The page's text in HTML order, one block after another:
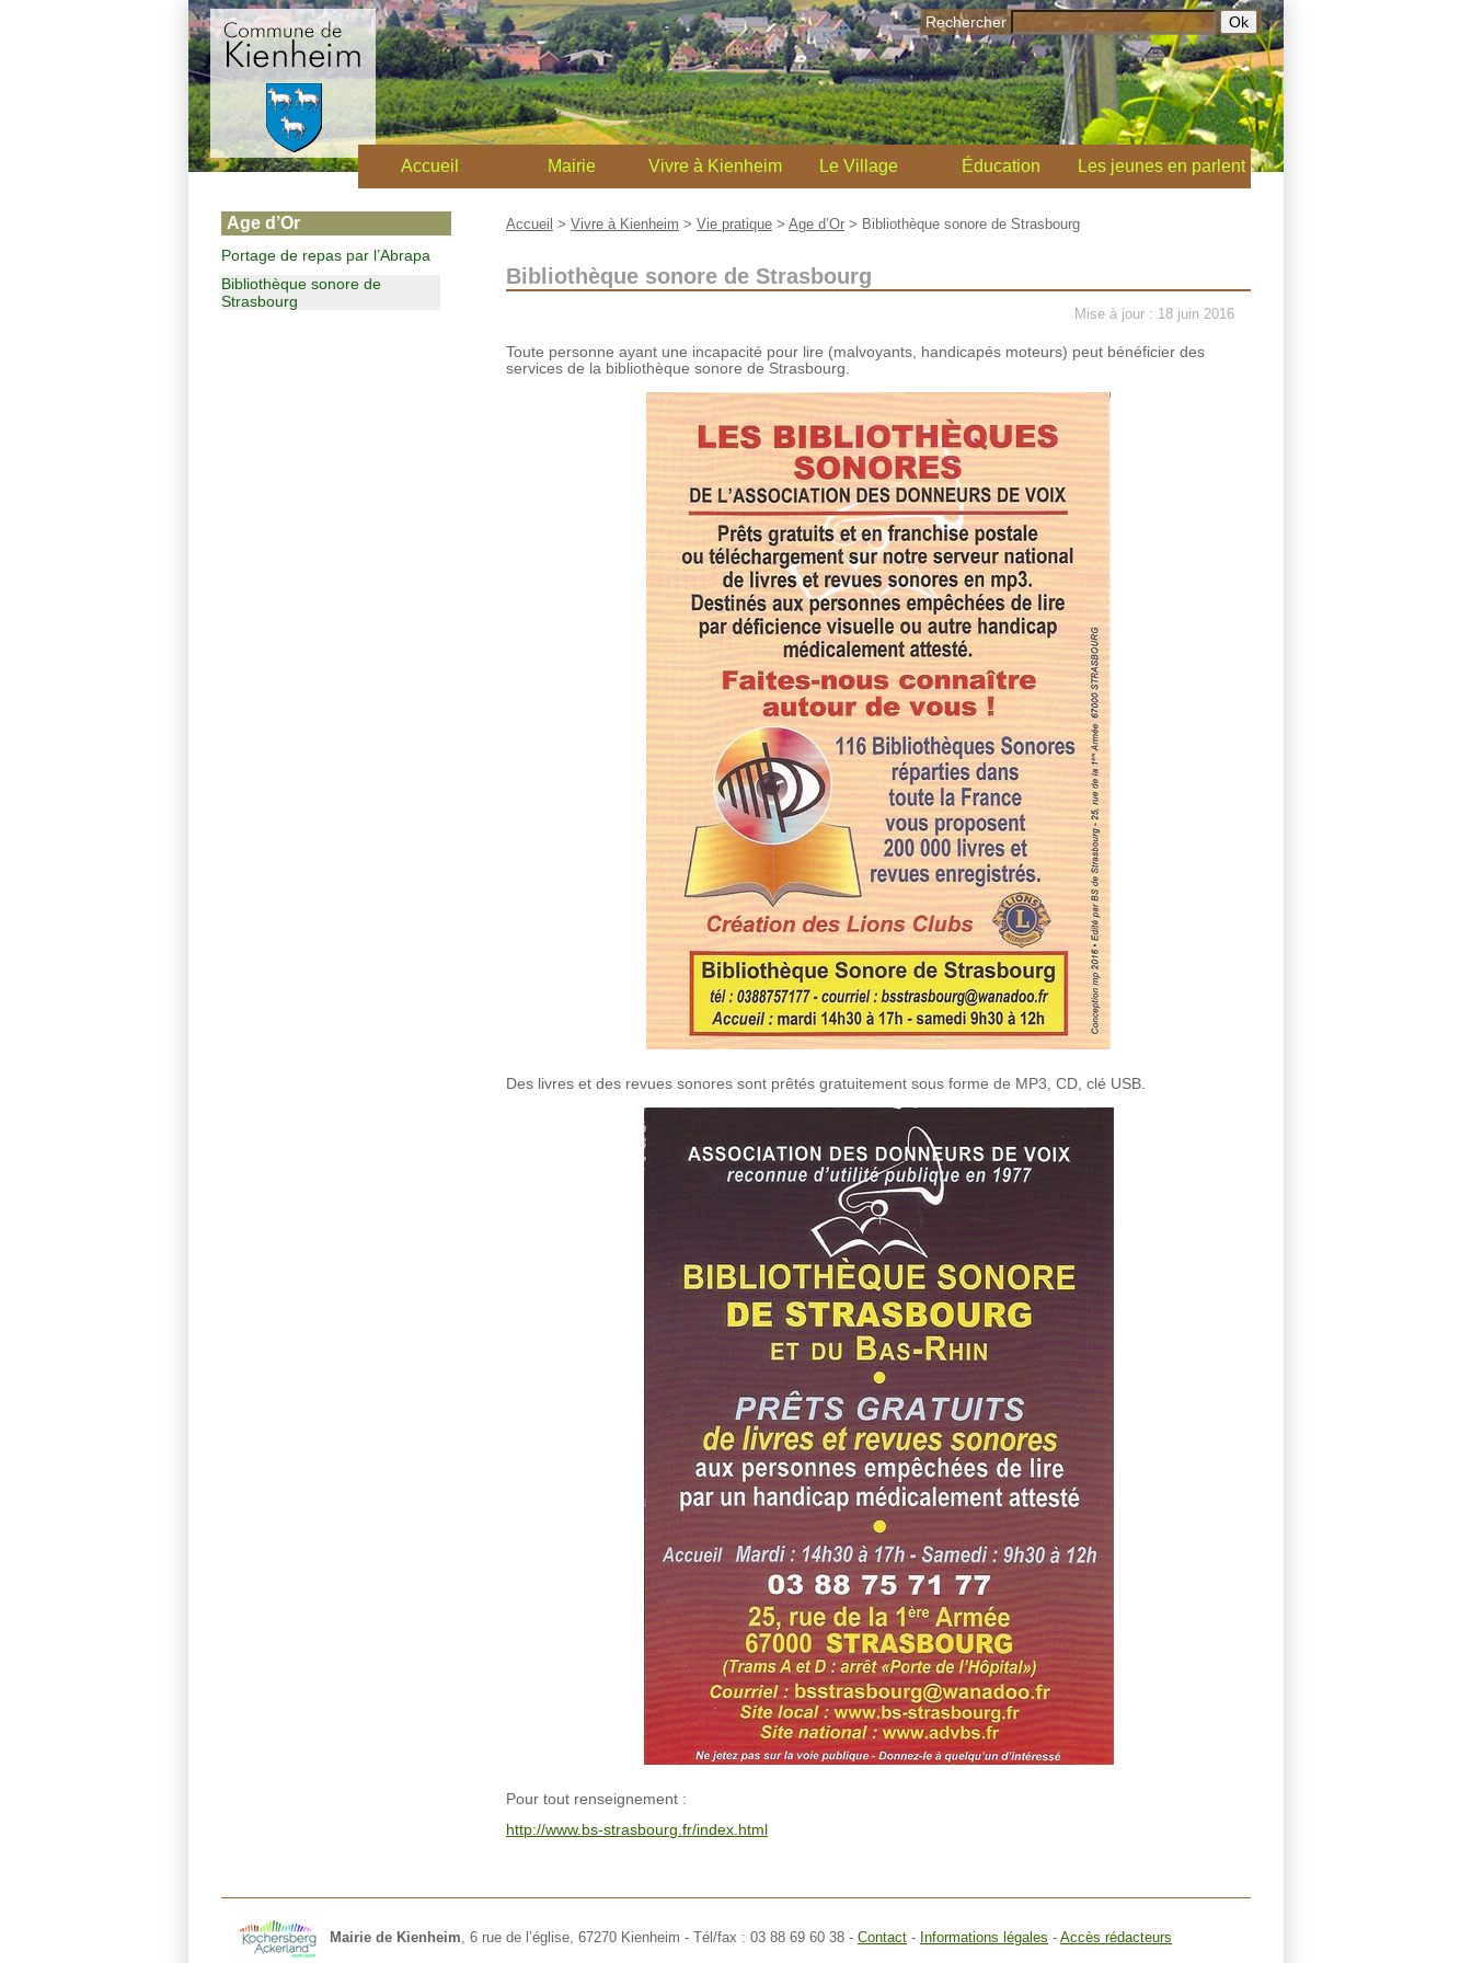
Rechercher
Accueil Mairie Vivre à Kienheim Le Village Éducation Les jeunes en parlent
Age d’Or
Portage de repas par l’Abrapa
Bibliothèque sonore de
Strasbourg
Accueil > Vivre à Kienheim > Vie pratique > Age d’Or > Bibliothèque sonore de Strasbourg
Bibliothèque sonore de Strasbourg
Mise à jour : 18 juin 2016
Toute personne ayant une incapacité pour lire (malvoyants, handicapés moteurs) peut bénéficier des
services de la bibliothèque sonore de Strasbourg.
Des livres et des revues sonores sont prêtés gratuitement sous forme de MP3, CD, clé USB.
Pour tout renseignement :
http://www.bs-strasbourg.fr/index.html
Mairie de Kienheim, 6 rue de l’église, 67270 Kienheim - Tél/fax : 03 88 69 60 38 - Contact - Informations légales - Accès rédacteurs